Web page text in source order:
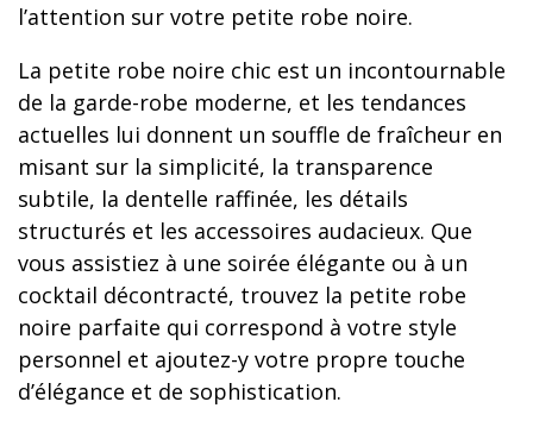
l’attention sur votre petite robe noire.
La petite robe noire chic est un incontournable
de la garde-robe moderne, et les tendances
actuelles lui donnent un souffle de fraîcheur en
misant sur la simplicité, la transparence
subtile, la dentelle raffinée, les détails
structurés et les accessoires audacieux. Que
vous assistiez à une soirée élégante ou à un
cocktail décontracté, trouvez la petite robe
noire parfaite qui correspond à votre style
personnel et ajoutez-y votre propre touche
d’élégance et de sophistication.